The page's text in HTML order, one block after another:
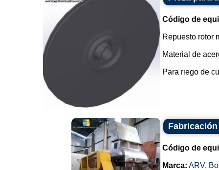
Código de
Repuesto rotor
Material de
Para riego de
Código de
Marca: ARV,